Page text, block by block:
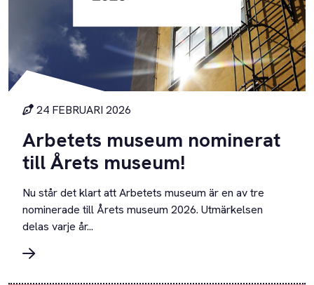
24 FEBRUARI 2026
Arbetets museum nominerat
till Årets museum!
Nu står det klart att Arbetets museum är en av tre
nominerade till Årets museum 2026. Utmärkelsen
delas varje år...